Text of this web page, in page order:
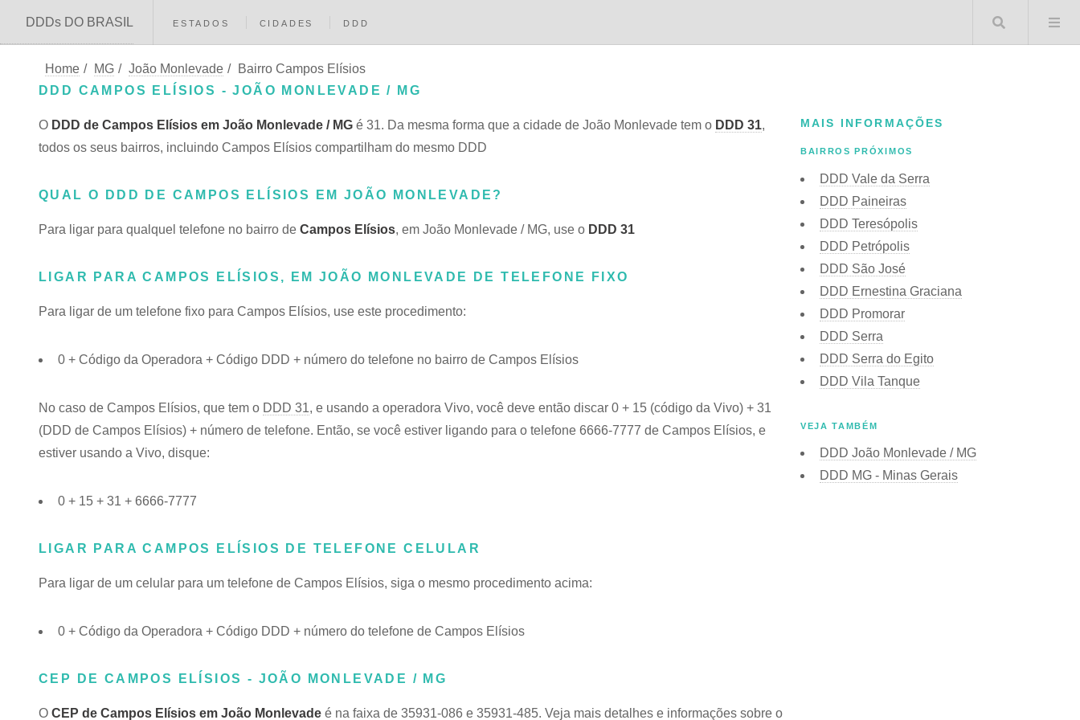
DDDs DO BRASIL ESTADOS CIDADES DDD Buscar
Home / MG / João Monlevade /
Bairro Campos Elísios
DDD CAMPOS ELÍSIOS - JOÃO MONLEVADE / MG
O DDD de Campos Elísios em João Monlevade / MG é 31. Da mesma forma que a cidade de João Monlevade tem o DDD 31,
todos os seus bairros, incluindo Campos Elísios compartilham do mesmo DDD
QUAL O DDD DE CAMPOS ELÍSIOS EM JOÃO MONLEVADE?
Para ligar para qualquel telefone no bairro de Campos Elísios, em João Monlevade / MG, use o DDD 31
LIGAR PARA CAMPOS ELÍSIOS, EM JOÃO MONLEVADE DE TELEFONE FIXO
Para ligar de um telefone fixo para Campos Elísios, use este procedimento:
0 + Código da Operadora + Código DDD + número do telefone no bairro de Campos Elísios
No caso de Campos Elísios, que tem o DDD 31, e usando a operadora Vivo, você deve então discar 0 + 15 (código da Vivo) + 31
(DDD de Campos Elísios) + número de telefone. Então, se você estiver ligando para o telefone 6666-7777 de Campos Elísios, e
estiver usando a Vivo, disque:
0 + 15 + 31 + 6666-7777
LIGAR PARA CAMPOS ELÍSIOS DE TELEFONE CELULAR
Para ligar de um celular para um telefone de Campos Elísios, siga o mesmo procedimento acima:
0 + Código da Operadora + Código DDD + número do telefone de Campos Elísios
CEP DE CAMPOS ELÍSIOS - JOÃO MONLEVADE / MG
O CEP de Campos Elísios em João Monlevade é na faixa de 35931-086 e 35931-485. Veja mais detalhes e informações sobre o
MAIS INFORMAÇÕES
BAIRROS PRÓXIMOS
DDD Vale da Serra
DDD Paineiras
DDD Teresópolis
DDD Petrópolis
DDD São José
DDD Ernestina Graciana
DDD Promorar
DDD Serra
DDD Serra do Egito
DDD Vila Tanque
VEJA TAMBÉM
DDD João Monlevade / MG
DDD MG - Minas Gerais